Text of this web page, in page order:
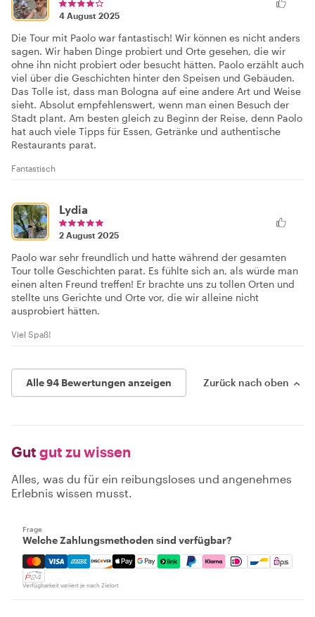
4 August 2025
Die Tour mit Paolo war fantastisch! Wir können es nicht anders
sagen. Wir haben Dinge probiert und Orte gesehen, die wir
ohne ihn nicht probiert oder besucht hätten. Paolo erzählt auch
viel über die Geschichten hinter den Speisen und Gebäuden.
Das Tolle ist, dass man Bologna auf eine andere Art und Weise
sieht. Absolut empfehlenswert, wenn man einen Besuch der
Stadt plant. Am besten gleich zu Beginn der Reise, denn Paolo
hat auch viele Tipps für Essen, Getränke und authentische
Restaurants parat.
Fantastisch
Lydia
2 August 2025
Paolo war sehr freundlich und hatte während der gesamten
Tour tolle Geschichten parat. Es fühlte sich an, als würde man
einen alten Freund treffen! Er brachte uns zu tollen Orten und
stellte uns Gerichte und Orte vor, die wir alleine nicht
ausprobiert hätten.
Viel Spaß!
Alle 94 Bewertungen anzeigen Zurück nach oben
Gut gut zu wissen
Alles, was du für ein reibungsloses und angenehmes
Erlebnis wissen musst.
Frage
Welche Zahlungsmethoden sind verfügbar?
Mastercard, Visa, Amex, Discover, Apple Pay, Google
Verfügbarkeit variiert je nach Zielort